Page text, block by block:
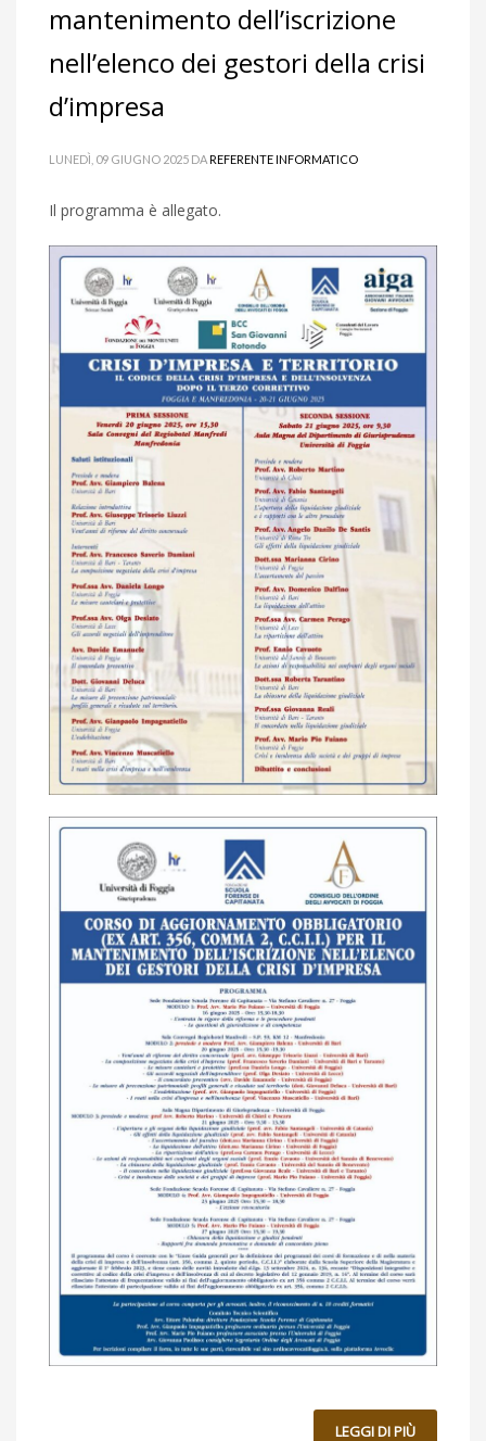
mantenimento dell’iscrizione
nell’elenco dei gestori della crisi
d’impresa
LUNEDÌ, 09 GIUGNO 2025 DAREFERENTE INFORMATICO
Il programma è allegato.
LEGGI DI PIÙ